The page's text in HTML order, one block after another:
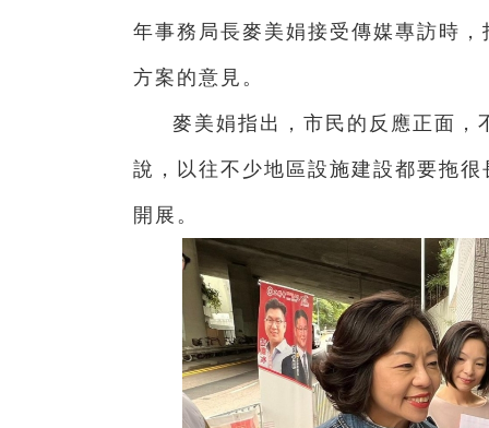
年事務局長麥美娟接受傳媒專訪時
方案的意見。
麥美娟指出，市民的反應正面，
說，以往不少地區設施建設都要拖
開展。